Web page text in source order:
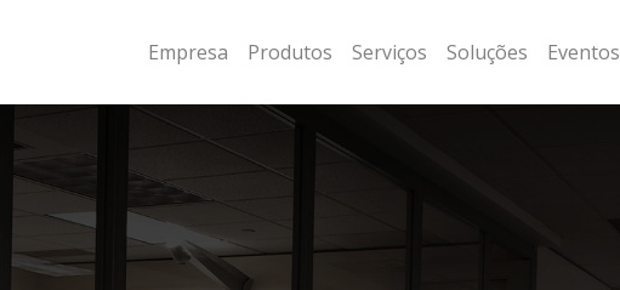
Empresa Produtos Serviços Soluções Eventos